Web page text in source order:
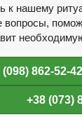
к нашему
вопросы,
(098) 862-52-42
+38 (073)